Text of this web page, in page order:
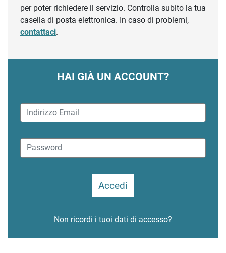
per poter richiedere il servizio. Controlla subito la tua
casella di posta elettronica. In caso di problemi,
contattaci.
HAI GIÀ UN ACCOUNT?
Non ricordi i tuoi dati di accesso?